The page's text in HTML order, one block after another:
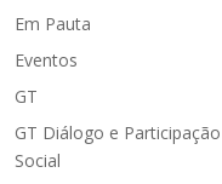
Em Pauta
Eventos
GT
GT Diálogo e Participação
Social